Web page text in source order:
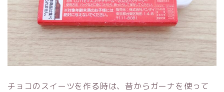
チョコのスイーツを作る時は、昔からガーナを使って